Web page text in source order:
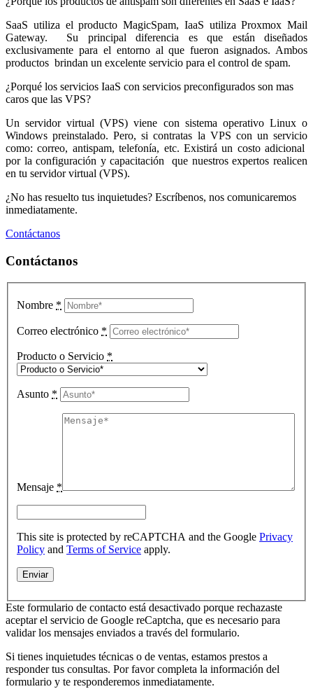
SaaS utiliza el producto MagicSpam, IaaS utiliza Proxmox Mail
Gateway. Su principal diferencia es que están diseñados
exclusivamente para el entorno al que fueron asignados. Ambos
productos brindan un excelente servicio para el control de spam.
¿Porqué los servicios IaaS con servicios preconfigurados son mas
caros que las VPS?
Un servidor virtual (VPS) viene con sistema operativo Linux o
Windows preinstalado. Pero, si contratas la VPS con un servicio
como: correo, antispam, telefonía, etc. Existirá un costo adicional
por la configuración y capacitación que nuestros expertos realicen
en tu servidor virtual (VPS).
¿No has resuelto tus inquietudes? Escríbenos, nos comunicaremos
inmediatamente.
Contáctanos
Contáctanos
Nombre *
Correo electrónico *
Producto o Servicio *
Asunto *
Mensaje *
This site is protected by reCAPTCHA and the Google Privacy
Policy and Terms of Service apply.
Este formulario de contacto está desactivado porque rechazaste
aceptar el servicio de Google reCaptcha, que es necesario para
validar los mensajes enviados a través del formulario.
Si tienes inquietudes técnicas o de ventas, estamos prestos a
responder tus consultas. Por favor completa la información del
formulario y te responderemos inmediatamente.